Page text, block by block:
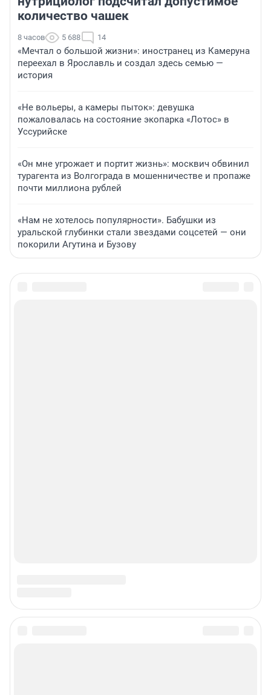
количество чашек
8 часов 5 688 14
«Мечтал о большой жизни»: иностранец из Камеруна
переехал в Ярославль и создал здесь семью —
история
«Не вольеры, а камеры пыток»: девушка
пожаловалась на состояние экопарка «Лотос» в
Уссурийске
«Он мне угрожает и портит жизнь»: москвич обвинил
турагента из Волгограда в мошенничестве и пропаже
почти миллиона рублей
«Нам не хотелось популярности». Бабушки из
уральской глубинки стали звездами соцсетей — они
покорили Агутина и Бузову